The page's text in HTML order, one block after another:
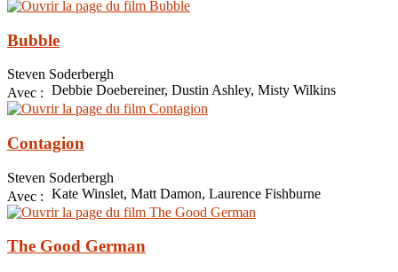
Bubble
Steven Soderbergh
Avec : Debbie Doebereiner, Dustin Ashley, Misty Wilkins
Contagion
Steven Soderbergh
Avec : Kate Winslet, Matt Damon, Laurence Fishburne
The Good German